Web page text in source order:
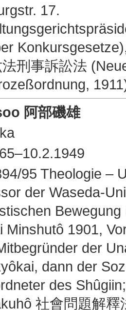
17.
刑事訴訟法
阿部磯雄
95 Theologie –
der Waseda-
Minshutô 1901,
der
dann der
des
社會問題解